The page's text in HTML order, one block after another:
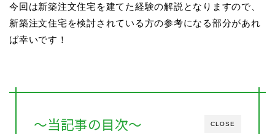
今回は新築注文住宅を建てた経験の解説となりますので、
新築注文住宅を検討されている方の参考になる部分があれ
ば幸いです！
CLOSE
～当記事の目次～